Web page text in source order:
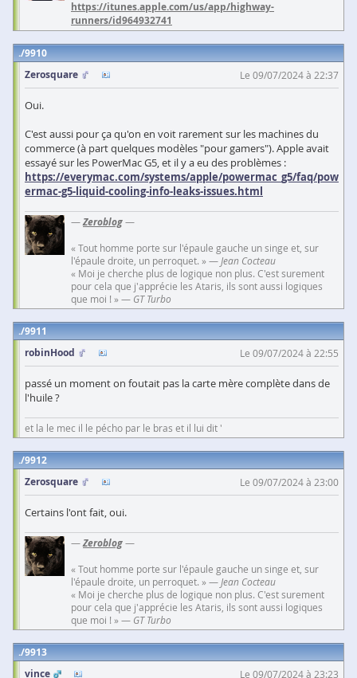
https://itunes.apple.com/us/app/highway-
runners/id964932741
9910
Zerosquare
Le 09/07/2024 à 22:37
Oui.
C'est aussi pour ça qu'on en voit rarement sur les machines du
commerce (à part quelques modèles "pour gamers"). Apple avait
essayé sur les PowerMac G5, et il y a eu des problèmes :
https://everymac.com/systems/apple/powermac_g5/faq/pow
ermac-g5-liquid-cooling-info-leaks-issues.html
—Zeroblog—
« Tout homme porte sur l'épaule gauche un singe et, sur
l'épaule droite, un perroquet. » — Jean Cocteau
« Moi je cherche plus de logique non plus. C'est surement
pour cela que j'apprécie les Ataris, ils sont aussi logiques
que moi ! » — GT Turbo
9911
robinHood
Le 09/07/2024 à 22:55
passé un moment on foutait pas la carte mère complète dans de
l'huile ?
et la le mec il le pécho par le bras et il lui dit '
9912
Zerosquare
Le 09/07/2024 à 23:00
Certains l'ont fait, oui.
—Zeroblog—
« Tout homme porte sur l'épaule gauche un singe et, sur
l'épaule droite, un perroquet. » — Jean Cocteau
« Moi je cherche plus de logique non plus. C'est surement
pour cela que j'apprécie les Ataris, ils sont aussi logiques
que moi ! » — GT Turbo
9913
vince
Le 09/07/2024 à 23:23